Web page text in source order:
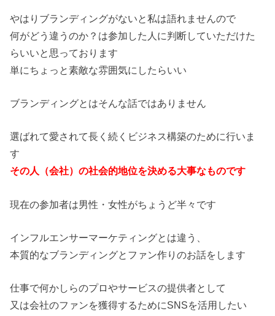
やはりブランディングがないと私は語れませんので
何がどう違うのか？は参加した人に判断していただけた
らいいと思っております
単にちょっと素敵な雰囲気にしたらいい
ブランディングとはそんな話ではありません
選ばれて愛されて長く続くビジネス構築のために行いま
す
その人（会社）の社会的地位を決める大事なものです
現在の参加者は男性・女性がちょうど半々です
インフルエンサーマーケティングとは違う、
本質的なブランディングとファン作りのお話をします
仕事で何かしらのプロやサービスの提供者として
又は会社のファンを獲得するためにSNSを活用したい